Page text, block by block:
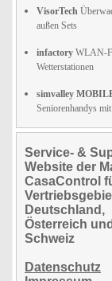
VisorTech
außen Sets
infactory WLAN-
Wetterstationen
simvalley
Seniorenhandys
Service- &
Website der
CasaControl
Deutschland,
Österreich und
Schweiz
Datenschutz